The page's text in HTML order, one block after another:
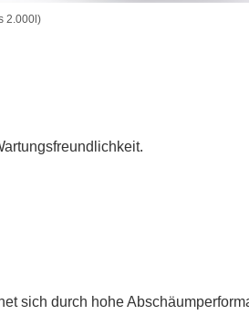
2.000l)
sich durch hohe